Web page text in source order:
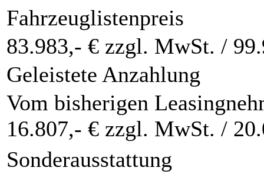
Fahrzeuglistenpreis
83.983,- € zzgl. MwSt. /
Geleistete Anzahlung
Vom bisherigen
16.807,- € zzgl. MwSt. /
Sonderausstattung